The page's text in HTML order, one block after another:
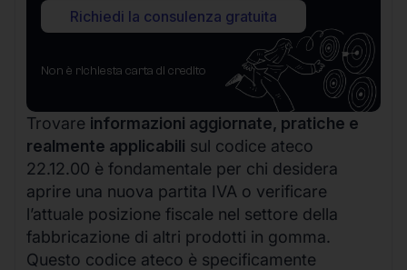
Richiedi la consulenza gratuita
Non è richiesta carta di credito
Trovare informazioni aggiornate, pratiche e
realmente applicabili sul codice ateco
22.12.00 è fondamentale per chi desidera
aprire una nuova partita IVA o verificare
l’attuale posizione fiscale nel settore della
fabbricazione di altri prodotti in gomma.
Questo codice ateco è specificamente